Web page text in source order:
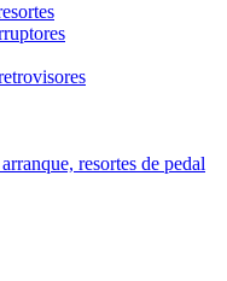
resortes de pedal